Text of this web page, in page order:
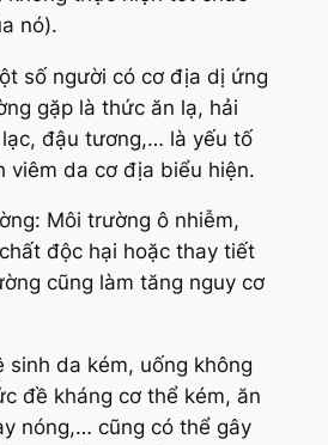
nó).
số người có cơ địa dị ứng
gặp là thức ăn lạ, hải
đậu tương,… là yếu tố
viêm da cơ địa biểu hiện.
Môi trường ô nhiễm,
độc hại hoặc thay tiết
cũng làm tăng nguy cơ
sinh da kém, uống không
đề kháng cơ thể kém, ăn
nóng,… cũng có thể gây